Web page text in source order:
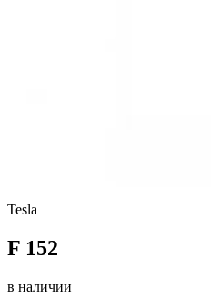
Tesla
F 152
в наличии